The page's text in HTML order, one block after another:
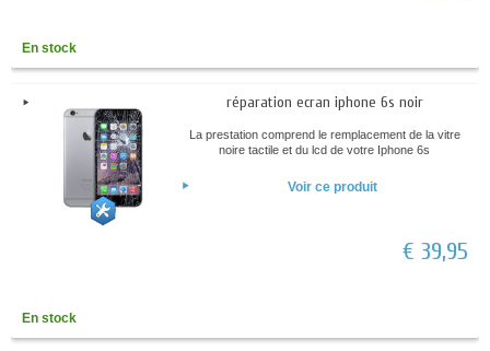
En stock
réparation ecran iphone 6s noir
La prestation comprend le remplacement de la vitre
noire tactile et du lcd de votre Iphone 6s
Voir ce produit
€ 39,95
En stock